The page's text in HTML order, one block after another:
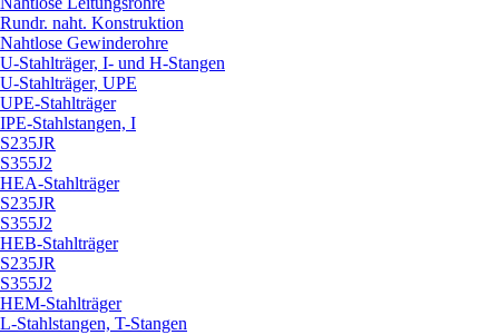
Rundr. naht. Konstruktion
Nahtlose Gewinderohre
U-Stahlträger, I- und H-Stangen
U-Stahlträger, UPE
UPE-Stahlträger
IPE-Stahlstangen, I
S235JR
S355J2
HEA-Stahlträger
S235JR
S355J2
HEB-Stahlträger
S235JR
S355J2
HEM-Stahlträger
L-Stahlstangen, T-Stangen